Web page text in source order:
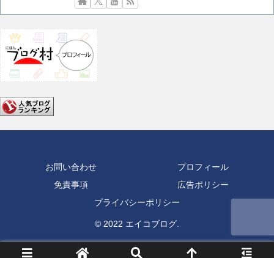
お問い合わせ
プロフィール
免責事項
広告ポリシー
プライバシーポリシー
© 2022 エイコブログ.